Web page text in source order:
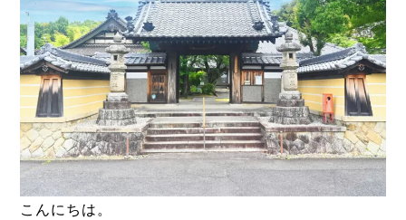
こんにちは。